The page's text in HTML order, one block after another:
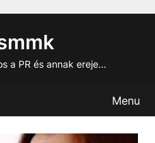
a PR és annak ereje…
Menu